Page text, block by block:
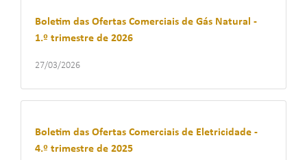
Boletim das Ofertas Comerciais de Gás Natural -
1.º trimestre de 2026
27/03/2026
Boletim das Ofertas Comerciais de Eletricidade -
4.º trimestre de 2025